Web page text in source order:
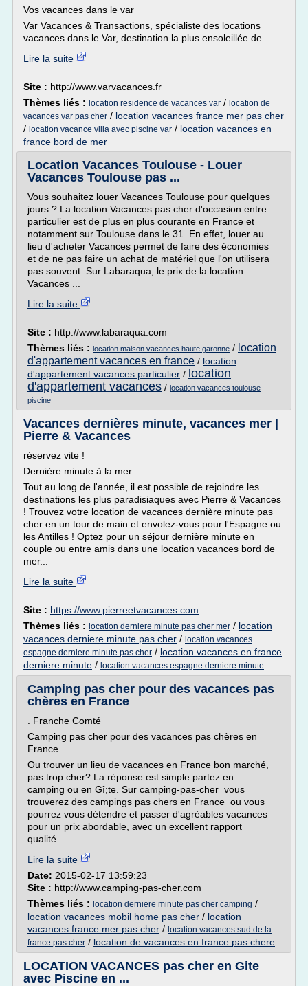
Vos vacances dans le var
Var Vacances & Transactions, spécialiste des locations
vacances dans le Var, destination la plus ensoleillée de...
Lire la suite
Site : http://www.varvacances.fr
Thèmes liés : location residence de vacances var / location de
vacances var pas cher / location vacances france mer pas cher
/ location vacance villa avec piscine var / location vacances en
france bord de mer
Location Vacances Toulouse - Louer
Vacances Toulouse pas ...
Vous souhaitez louer Vacances Toulouse pour quelques
jours ? La location Vacances pas cher d'occasion entre
particulier est de plus en plus courante en France et
notamment sur Toulouse dans le 31. En effet, louer au
lieu d'acheter Vacances permet de faire des économies
et de ne pas faire un achat de matériel que l'on utilisera
pas souvent. Sur Labaraqua, le prix de la location
Vacances ...
Lire la suite
Site : http://www.labaraqua.com
Thèmes liés : location maison vacances haute garonne / location
d'appartement vacances en france / location
d'appartement vacances particulier / location
d'appartement vacances / location vacances toulouse
piscine
Vacances dernières minute, vacances mer |
Pierre & Vacances
réservez vite !
Dernière minute à la mer
Tout au long de l'année, il est possible de rejoindre les
destinations les plus paradisiaques avec Pierre & Vacances
! Trouvez votre location de vacances dernière minute pas
cher en un tour de main et envolez-vous pour l'Espagne ou
les Antilles ! Optez pour un séjour dernière minute en
couple ou entre amis dans une location vacances bord de
mer...
Lire la suite
Site : https://www.pierreetvacances.com
Thèmes liés : location derniere minute pas cher mer / location
vacances derniere minute pas cher / location vacances
espagne derniere minute pas cher / location vacances en france
derniere minute / location vacances espagne derniere minute
Camping pas cher pour des vacances pas
chères en France
. Franche Comté
Camping pas cher pour des vacances pas chères en
France
Ou trouver un lieu de vacances en France bon marché,
pas trop cher? La réponse est simple partez en
camping ou en Gî;te. Sur camping-pas-cher vous
trouverez des campings pas chers en France ou vous
pourrez vous détendre et passer d'agrèables vacances
pour un prix abordable, avec un excellent rapport
qualité...
Lire la suite
Date: 2015-02-17 13:59:23
Site : http://www.camping-pas-cher.com
Thèmes liés : location derniere minute pas cher camping /
location vacances mobil home pas cher / location
vacances france mer pas cher / location vacances sud de la
france pas cher / location de vacances en france pas chere
LOCATION VACANCES pas cher en Gite
avec Piscine en ...